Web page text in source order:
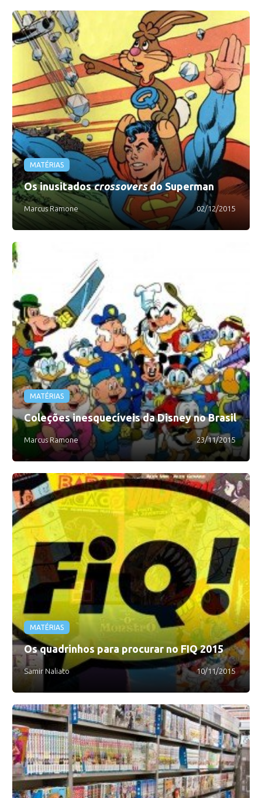
MATÉRIAS
Os inusitadoscrossoversdo Superman
Marcus Ramone 02/12/2015
MATÉRIAS
Coleções inesquecíveis da Disney no Brasil
Marcus Ramone 23/11/2015
MATÉRIAS
Os quadrinhos para procurar no FIQ 2015
Samir Naliato 10/11/2015